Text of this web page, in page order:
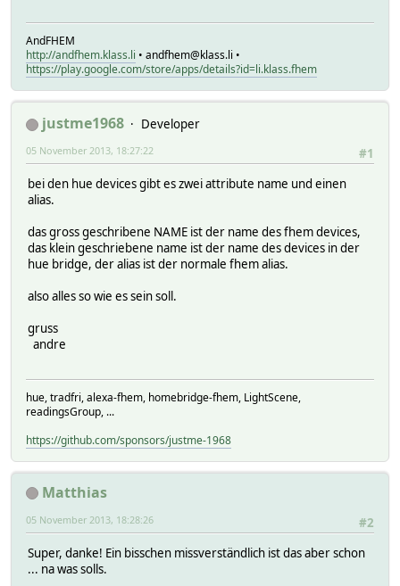
AndFHEM
http://andfhem.klass.li • andfhem@klass.li •
https://play.google.com/store/apps/details?id=li.klass.fhem
justme1968
Developer
#1
05 November 2013, 18:27:22
bei den hue devices gibt es zwei attribute name und einen
alias.
das gross geschribene NAME ist der name des fhem devices,
das klein geschriebene name ist der name des devices in der
hue bridge, der alias ist der normale fhem alias.
also alles so wie es sein soll.
gruss
andre
hue, tradfri, alexa-fhem, homebridge-fhem, LightScene,
readingsGroup, ...
https://github.com/sponsors/justme-1968
Matthias
#2
05 November 2013, 18:28:26
Super, danke! Ein bisschen missverständlich ist das aber schon
... na was solls.